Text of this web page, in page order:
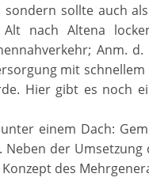
sollte auch
nach Altena
Anm.
mit
Hier gibt es noch
einem Dach:
Neben der
des